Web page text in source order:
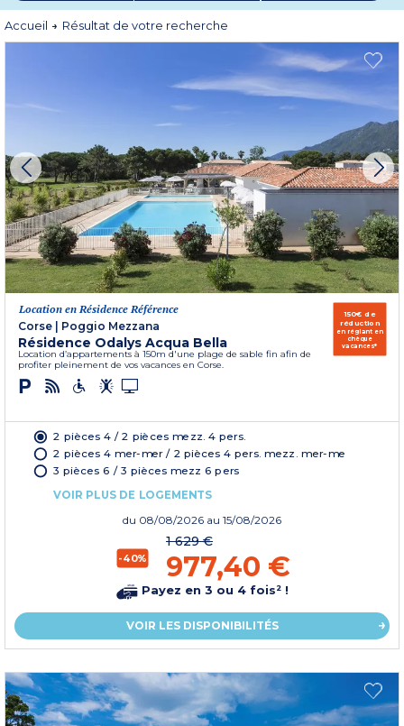
L’arrière-pays Corse est également un lieu de villégiature à ne pas manquer
avec ses réserves naturelles, ses randonnées à travers les sentiers et le maquis
sauvage.
Accueil Résultat de votre recherche
Location en Résidence Référence
Corse
Poggio Mezzana
Résidence Odalys Acqua Bella
Location d’appartements à 150m d'une plage de sable fin afin de
profiter pleinement de vos vacances en Corse.
150€ de
réduction
en réglant en
chèque
vacances*
2 pièces 4 / 2 pièces mezz. 4 pers.
2 pièces 4 mer-mer / 2 pièces 4 pers. mezz. mer-me
3 pièces 6 / 3 pièces mezz 6 pers
VOIR PLUS DE LOGEMENTS
du 08/08/2026 au 15/08/2026
-40%
1 629 €
977,40 €
Payez en 3 ou 4 fois² !
VOIR LES DISPONIBILITÉS